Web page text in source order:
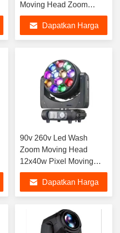
Moving Head Zoom
Wash
Dapatkan Harga
90v 260v Led Wash
Zoom Moving Head
12x40w Pixel Moving
Head Dj Lights
Dapatkan Harga